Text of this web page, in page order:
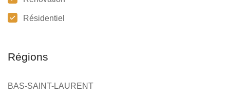
Résidentiel
Régions
BAS-SAINT-LAURENT